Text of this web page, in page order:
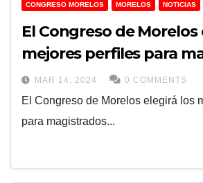
CONGRESO MORELOS MORELOS NOTICIAS
El Congreso de Morelos
mejores perfiles para
MAR 14, 2024 0 COMMENTS
El Congreso de Morelos elegirá los
para magistrados...